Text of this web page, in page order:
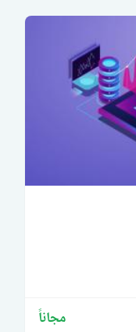
مجاناً